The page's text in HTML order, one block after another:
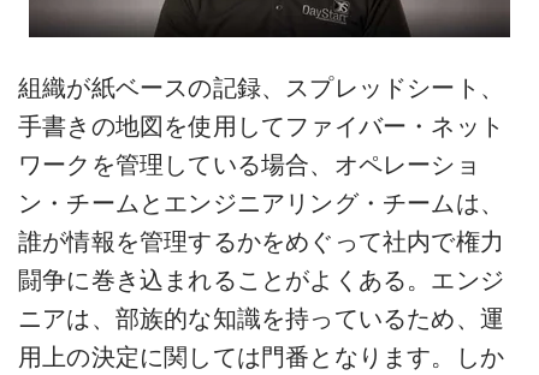
組織が紙ベースの記録、スプレッドシート、
手書きの地図を使用してファイバー・ネット
ワークを管理している場合、オペレーショ
ン・チームとエンジニアリング・チームは、
誰が情報を管理するかをめぐって社内で権力
闘争に巻き込まれることがよくある。エンジ
ニアは、部族的な知識を持っているため、運
用上の決定に関しては門番となります。しか